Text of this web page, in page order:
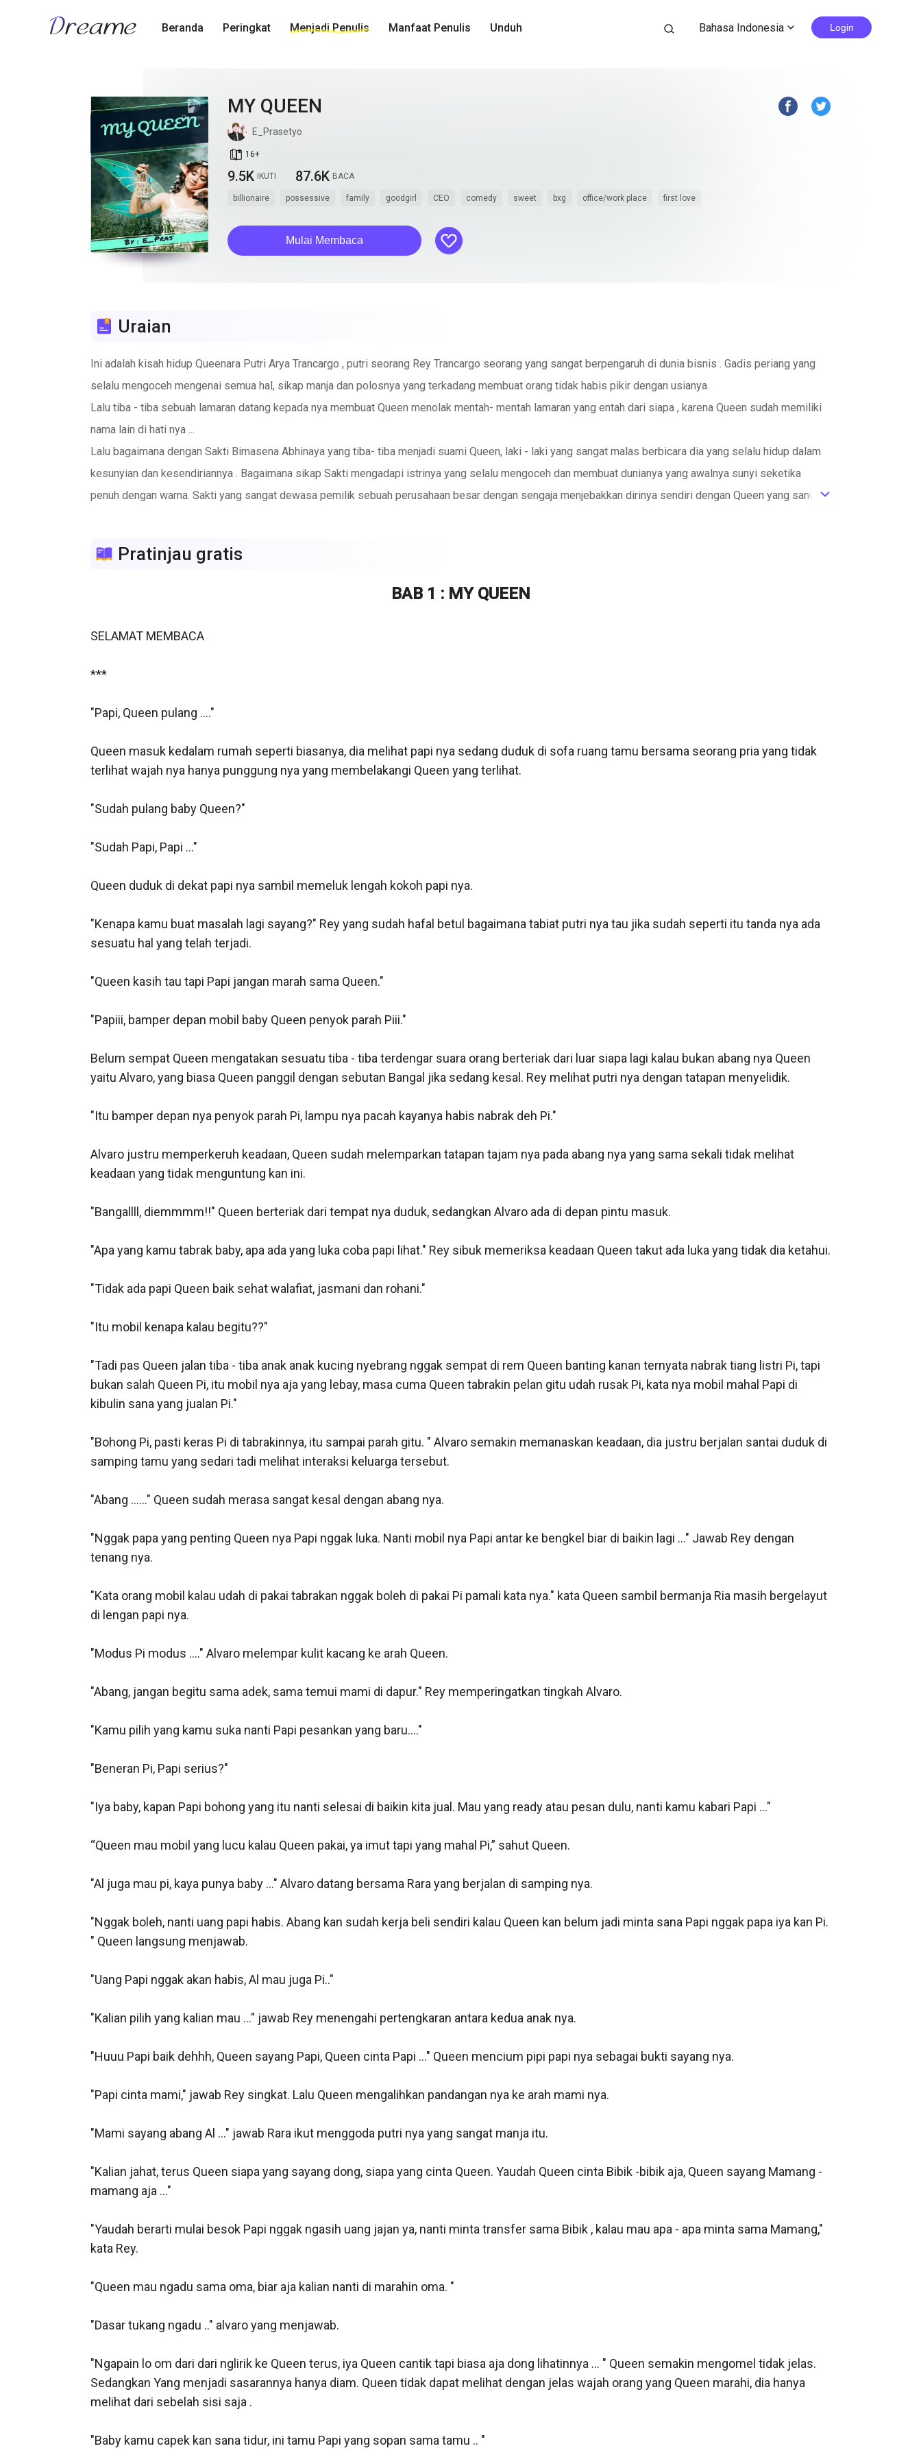
Beranda Peringkat Menjadi Penulis Manfaat Penulis Unduh search Bahasa Indonesia expand_more Login
MY QUEEN
E_Prasetyo
book_age 16+
9.5K IKUTI 87.6K BACA
billionaire possessive family goodgirl CEO comedy sweet bxg office/work place first love
Mulai Membaca like
Uraian
Ini adalah kisah hidup Queenara Putri Arya Trancargo , putri seorang Rey Trancargo seorang yang sangat berpengaruh di dunia bisnis . Gadis periang yang
selalu mengoceh mengenai semua hal, sikap manja dan polosnya yang terkadang membuat orang tidak habis pikir dengan usianya.
Lalu tiba - tiba sebuah lamaran datang kepada nya membuat Queen menolak mentah- mentah lamaran yang entah dari siapa , karena Queen sudah memiliki
nama lain di hati nya ...
Lalu bagaimana dengan Sakti Bimasena Abhinaya yang tiba- tiba menjadi suami Queen, laki - laki yang sangat malas berbicara dia yang selalu hidup dalam
kesunyian dan kesendiriannya . Bagaimana sikap Sakti mengadapi istrinya yang selalu mengoceh dan membuat dunianya yang awalnya sunyi seketika
penuh dengan warna. Sakti yang sangat dewasa pemilik sebuah perusahaan besar dengan sengaja menjebakkan dirinya sendiri dengan Queen yang sangat
menyingkirkan segalanya demi keselamatan putrinya dan memberikan segalanya semi senyuman putrinya .
ic_default
Pratinjau gratis
BAB 1 : MY QUEEN
SELAMAT MEMBACA
***
"Papi, Queen pulang ...."
Queen masuk kedalam rumah seperti biasanya, dia melihat papi nya sedang duduk di sofa ruang tamu bersama seorang pria yang tidak
terlihat wajah nya hanya punggung nya yang membelakangi Queen yang terlihat.
"Sudah pulang baby Queen?"
"Sudah Papi, Papi ..."
Queen duduk di dekat papi nya sambil memeluk lengah kokoh papi nya.
"Kenapa kamu buat masalah lagi sayang?" Rey yang sudah hafal betul bagaimana tabiat putri nya tau jika sudah seperti itu tanda nya ada
sesuatu hal yang telah terjadi.
"Queen kasih tau tapi Papi jangan marah sama Queen."
"Papiii, bamper depan mobil baby Queen penyok parah Piii."
Belum sempat Queen mengatakan sesuatu tiba - tiba terdengar suara orang berteriak dari luar siapa lagi kalau bukan abang nya Queen
yaitu Alvaro, yang biasa Queen panggil dengan sebutan Bangal jika sedang kesal. Rey melihat putri nya dengan tatapan menyelidik.
"Itu bamper depan nya penyok parah Pi, lampu nya pacah kayanya habis nabrak deh Pi."
Alvaro justru memperkeruh keadaan, Queen sudah melemparkan tatapan tajam nya pada abang nya yang sama sekali tidak melihat
keadaan yang tidak menguntung kan ini.
"Bangallll, diemmmm!!" Queen berteriak dari tempat nya duduk, sedangkan Alvaro ada di depan pintu masuk.
"Apa yang kamu tabrak baby, apa ada yang luka coba papi lihat." Rey sibuk memeriksa keadaan Queen takut ada luka yang tidak dia ketahui.
"Tidak ada papi Queen baik sehat walafiat, jasmani dan rohani."
"Itu mobil kenapa kalau begitu??"
"Tadi pas Queen jalan tiba - tiba anak anak kucing nyebrang nggak sempat di rem Queen banting kanan ternyata nabrak tiang listri Pi, tapi
bukan salah Queen Pi, itu mobil nya aja yang lebay, masa cuma Queen tabrakin pelan gitu udah rusak Pi, kata nya mobil mahal Papi di
kibulin sana yang jualan Pi."
"Bohong Pi, pasti keras Pi di tabrakinnya, itu sampai parah gitu. " Alvaro semakin memanaskan keadaan, dia justru berjalan santai duduk di
samping tamu yang sedari tadi melihat interaksi keluarga tersebut.
"Abang ......" Queen sudah merasa sangat kesal dengan abang nya.
"Nggak papa yang penting Queen nya Papi nggak luka. Nanti mobil nya Papi antar ke bengkel biar di baikin lagi ..." Jawab Rey dengan
tenang nya.
"Kata orang mobil kalau udah di pakai tabrakan nggak boleh di pakai Pi pamali kata nya." kata Queen sambil bermanja Ria masih bergelayut
di lengan papi nya.
"Modus Pi modus ...." Alvaro melempar kulit kacang ke arah Queen.
"Abang, jangan begitu sama adek, sama temui mami di dapur." Rey memperingatkan tingkah Alvaro.
"Kamu pilih yang kamu suka nanti Papi pesankan yang baru...."
"Beneran Pi, Papi serius?"
"Iya baby, kapan Papi bohong yang itu nanti selesai di baikin kita jual. Mau yang ready atau pesan dulu, nanti kamu kabari Papi ..."
“Queen mau mobil yang lucu kalau Queen pakai, ya imut tapi yang mahal Pi,” sahut Queen.
"Al juga mau pi, kaya punya baby ..." Alvaro datang bersama Rara yang berjalan di samping nya.
"Nggak boleh, nanti uang papi habis. Abang kan sudah kerja beli sendiri kalau Queen kan belum jadi minta sana Papi nggak papa iya kan Pi.
" Queen langsung menjawab.
"Uang Papi nggak akan habis, Al mau juga Pi.."
"Kalian pilih yang kalian mau ..." jawab Rey menengahi pertengkaran antara kedua anak nya.
"Huuu Papi baik dehhh, Queen sayang Papi, Queen cinta Papi ..." Queen mencium pipi papi nya sebagai bukti sayang nya.
"Papi cinta mami," jawab Rey singkat. Lalu Queen mengalihkan pandangan nya ke arah mami nya.
"Mami sayang abang Al ..." jawab Rara ikut menggoda putri nya yang sangat manja itu.
"Kalian jahat, terus Queen siapa yang sayang dong, siapa yang cinta Queen. Yaudah Queen cinta Bibik -bibik aja, Queen sayang Mamang -
mamang aja ..."
"Yaudah berarti mulai besok Papi nggak ngasih uang jajan ya, nanti minta transfer sama Bibik , kalau mau apa - apa minta sama Mamang,"
kata Rey.
"Queen mau ngadu sama oma, biar aja kalian nanti di marahin oma. "
"Dasar tukang ngadu .." alvaro yang menjawab.
"Ngapain lo om dari dari nglirik ke Queen terus, iya Queen cantik tapi biasa aja dong lihatinnya ... " Queen semakin mengomel tidak jelas.
Sedangkan Yang menjadi sasarannya hanya diam. Queen tidak dapat melihat dengan jelas wajah orang yang Queen marahi, dia hanya
melihat dari sebelah sisi saja .
"Baby kamu capek kan sana tidur, ini tamu Papi yang sopan sama tamu .. "